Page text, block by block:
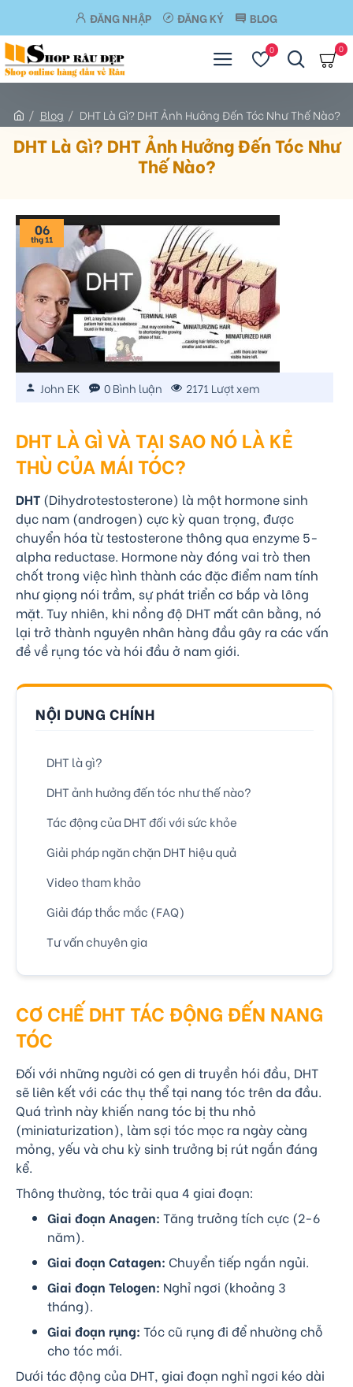
ĐĂNG NHẬP ĐĂNG KÝ BLOG
0 0
Blog DHT Là Gì? DHT Ảnh Hưởng Đến Tóc Như Thế Nào?
DHT Là Gì? DHT Ảnh Hưởng Đến Tóc Như
Thế Nào?
06
thg 11
John EK 0 Bình luận 2171 Lượt xem
DHT LÀ GÌ VÀ TẠI SAO NÓ LÀ KẺ
THÙ CỦA MÁI TÓC?
DHT (Dihydrotestosterone) là một hormone sinh
dục nam (androgen) cực kỳ quan trọng, được
chuyển hóa từ testosterone thông qua enzyme 5-
alpha reductase. Hormone này đóng vai trò then
chốt trong việc hình thành các đặc điểm nam tính
như giọng nói trầm, sự phát triển cơ bắp và lông
mặt. Tuy nhiên, khi nồng độ DHT mất cân bằng, nó
lại trở thành nguyên nhân hàng đầu gây ra các vấn
đề về rụng tóc và hói đầu ở nam giới.
NỘI DUNG CHÍNH
DHT là gì?
DHT ảnh hưởng đến tóc như thế nào?
Tác động của DHT đối với sức khỏe
Giải pháp ngăn chặn DHT hiệu quả
Video tham khảo
Giải đáp thắc mắc (FAQ)
Tư vấn chuyên gia
CƠ CHẾ DHT TÁC ĐỘNG ĐẾN NANG
TÓC
Đối với những người có gen di truyền hói đầu, DHT
sẽ liên kết với các thụ thể tại nang tóc trên da đầu.
Quá trình này khiến nang tóc bị thu nhỏ
(miniaturization), làm sợi tóc mọc ra ngày càng
mỏng, yếu và chu kỳ sinh trưởng bị rút ngắn đáng
kể.
Thông thường, tóc trải qua 4 giai đoạn:
Giai đoạn Anagen: Tăng trưởng tích cực (2-6
năm).
Giai đoạn Catagen: Chuyển tiếp ngắn ngủi.
Giai đoạn Telogen: Nghỉ ngơi (khoảng 3
tháng).
Giai đoạn rụng: Tóc cũ rụng đi để nhường chỗ
cho tóc mới.
Dưới tác động của DHT, giai đoạn nghỉ ngơi kéo dài